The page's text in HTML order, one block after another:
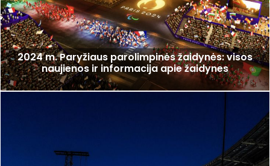
2024 m. Paryžiaus parolimpinės žaidynės: visos
naujienos ir informacija apie žaidynes